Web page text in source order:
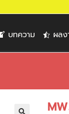
บทความ ผลง